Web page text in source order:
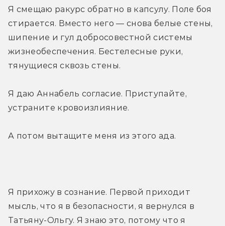
Я смещаю ракурс обратно в капсулу. Поле боя
стирается. Вместо него — снова белые стены,
шипение и гул добросовестной системы
жизнеобеспечения. Бестелесные руки,
тянущиеся сквозь стены.
Я даю Аннабель согласие. Приступайте,
устраните кровоизлияние.
А потом вытащите меня из этого ада.
Я прихожу в сознание. Первой приходит
мысль, что я в безопасности, я вернулся в
Татьяну-Ольгу. Я знаю это, потому что я